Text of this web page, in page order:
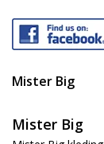
Mister Big
Mister Big